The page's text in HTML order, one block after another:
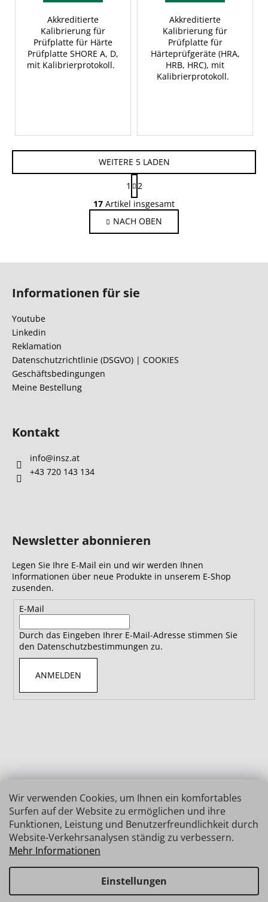
Wir verwenden Cookies, um Ihnen ein komfortables
Surfen auf der Website zu ermöglichen und ihre
Funktionen, Leistung und Benutzerfreundlichkeit durch
Website-Verkehrsanalysen ständig zu verbessern.
Mehr Informationen
Einstellungen
Akkreditierte
Kalibrierung für
Prüfplatte für Härte
Prüfplatte SHORE A, D,
mit Kalibrierprotokoll.
Akkreditierte
Kalibrierung für
Prüfplatte für
Härteprüfgeräte (HRA,
HRB, HRC), mit
Kalibrierprotokoll.
S
t
e
u
r
l
e
t
e
WEITERE 5 LADEN
P
a
g
i
n
i
g
1
2
17 Artikel insgesamt
NACH OBEN
Informationen für sie
Youtube
Linkedin
Reklamation
Datenschutzrichtlinie (DSGVO) | COOKIES
Geschäftsbedingungen
Meine Bestellung
Kontakt
info@insz.at
+43 720 143 134
Newsletter abonnieren
Legen Sie Ihre E-Mail ein und wir werden Ihnen
Informationen über neue Produkte in unserem E-Shop
zusenden.
E-Mail
Durch das Eingeben Ihrer E-Mail-Adresse stimmen Sie
den Datenschutzbestimmungen zu.
ANMELDEN
Erstellt von Shoptet